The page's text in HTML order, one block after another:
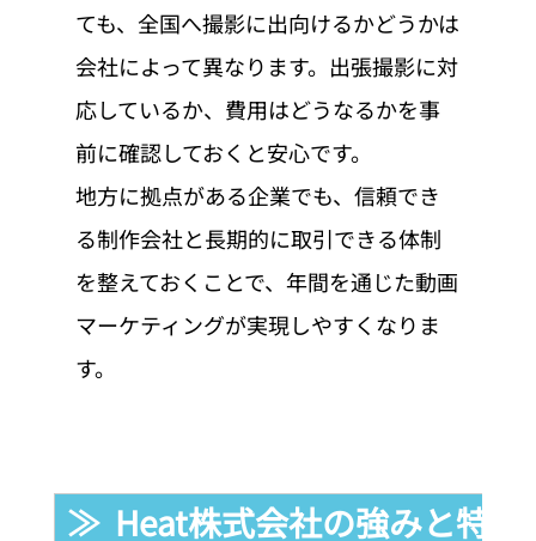
ても、全国へ撮影に出向けるかどうかは
会社によって異なります。出張撮影に対
応しているか、費用はどうなるかを事
前に確認しておくと安心です。
地方に拠点がある企業でも、信頼でき
る制作会社と長期的に取引できる体制
を整えておくことで、年間を通じた動画
マーケティングが実現しやすくなりま
す。
≫  Heat株式会社の強みと特徴